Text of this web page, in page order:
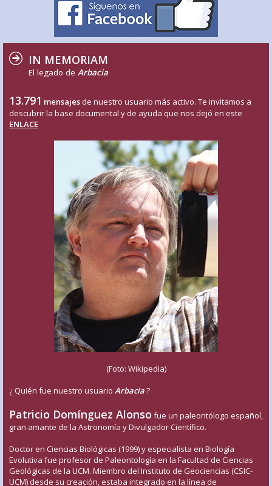
IN MEMORIAM
El legado de Arbacia
13.791 mensajes de nuestro usuario más activo. Te invitamos a
descubrir la base documental y de ayuda que nos dejó en este
ENLACE
(Foto: Wikipedia)
¿ Quién fue nuestro usuario Arbacia?
Patricio Domínguez Alonso fue un paleontólogo español,
gran amante de la Astronomía y Divulgador Científico.
Doctor en Ciencias Biológicas (1999) y especialista en Biología
Evolutiva fue profesor de Paleontología en la Facultad de Ciencias
Geológicas de la UCM. Miembro del Instituto de Geociencias (CSIC-
UCM) desde su creación, estaba integrado en la línea de